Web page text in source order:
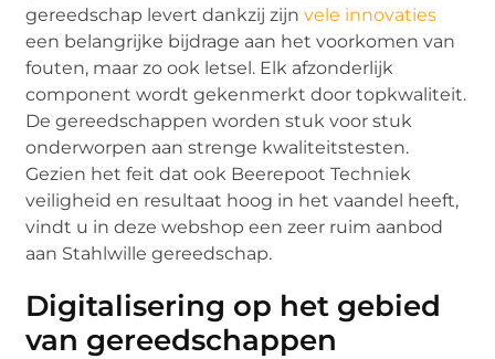
gereedschap levert dankzij zijnvele innovaties
een belangrijke bijdrage aan het voorkomen van
fouten, maar zo ook letsel. Elk afzonderlijk
component wordt gekenmerkt door topkwaliteit.
De gereedschappen worden stuk voor stuk
onderworpen aan strenge kwaliteitstesten.
Gezien het feit dat ook Beerepoot Techniek
veiligheid en resultaat hoog in het vaandel heeft,
vindt u in deze webshop een zeer ruim aanbod
aan Stahlwille gereedschap.
Digitalisering op het gebied
van gereedschappen